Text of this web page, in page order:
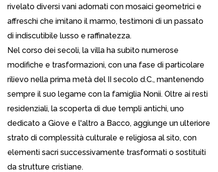
rivelato diversi vani adornati con mosaici geometrici e
affreschi che imitano il marmo, testimoni di un passato
di indiscutibile lusso e raffinatezza.
Nel corso dei secoli, la villa ha subito numerose
modifiche e trasformazioni, con una fase di particolare
rilievo nella prima metà del II secolo d.C., mantenendo
sempre il suo legame con la famiglia Nonii. Oltre ai resti
residenziali, la scoperta di due templi antichi, uno
dedicato a Giove e l'altro a Bacco, aggiunge un ulteriore
strato di complessità culturale e religiosa al sito, con
elementi sacri successivamente trasformati o sostituiti
da strutture cristiane.